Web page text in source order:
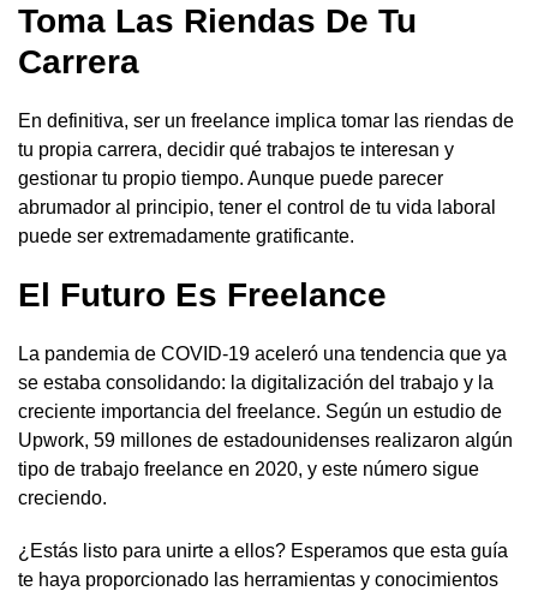
Toma Las Riendas De Tu
Carrera
En definitiva, ser un freelance implica tomar las riendas de
tu propia carrera, decidir qué trabajos te interesan y
gestionar tu propio tiempo. Aunque puede parecer
abrumador al principio, tener el control de tu vida laboral
puede ser extremadamente gratificante.
El Futuro Es Freelance
La pandemia de COVID-19 aceleró una tendencia que ya
se estaba consolidando: la digitalización del trabajo y la
creciente importancia del freelance. Según un estudio de
Upwork, 59 millones de estadounidenses realizaron algún
tipo de trabajo freelance en 2020, y este número sigue
creciendo.
¿Estás listo para unirte a ellos? Esperamos que esta guía
te haya proporcionado las herramientas y conocimientos